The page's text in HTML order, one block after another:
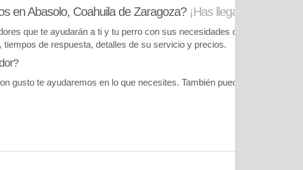
en Abasolo, Coahuila de Zaragoza? ¡Has llegado al lugar
que te ayudarán a ti y tu perro con sus necesidades de cuidado.
de respuesta, detalles de su servicio y precios.
gusto te ayudaremos en lo que necesites. También puedes visitar